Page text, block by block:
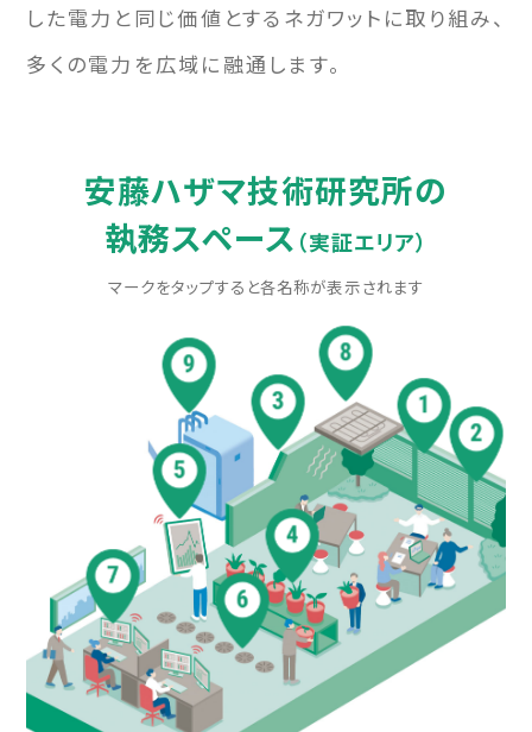
した電力と同じ価値とするネガワットに取り組み、
多くの電力を広域に融通します。
安藤ハザマ技術研究所の
執務スペース （実証エリア）
マークをタップすると各名称が表示されます